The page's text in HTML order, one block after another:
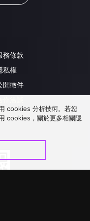
務條款
私權
開徵件
cookies 分析技術。若您
cookies，關於更多相關隱